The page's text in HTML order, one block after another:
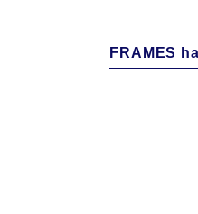
FRAMES